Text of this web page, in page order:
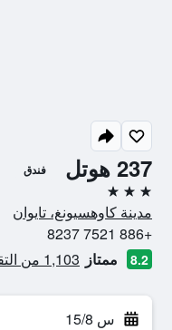
237 هوتل فندق
3 نجوم
مدينة كاوهسيونغ، تايوان
+886 7521 8237
8.2 ممتاز 1,103 من التقييمات تم التحقق منها
س 15/8